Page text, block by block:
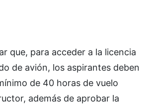
que, para acceder a la licencia
de avión, los aspirantes deben
de 40 horas de vuelo
además de aprobar la